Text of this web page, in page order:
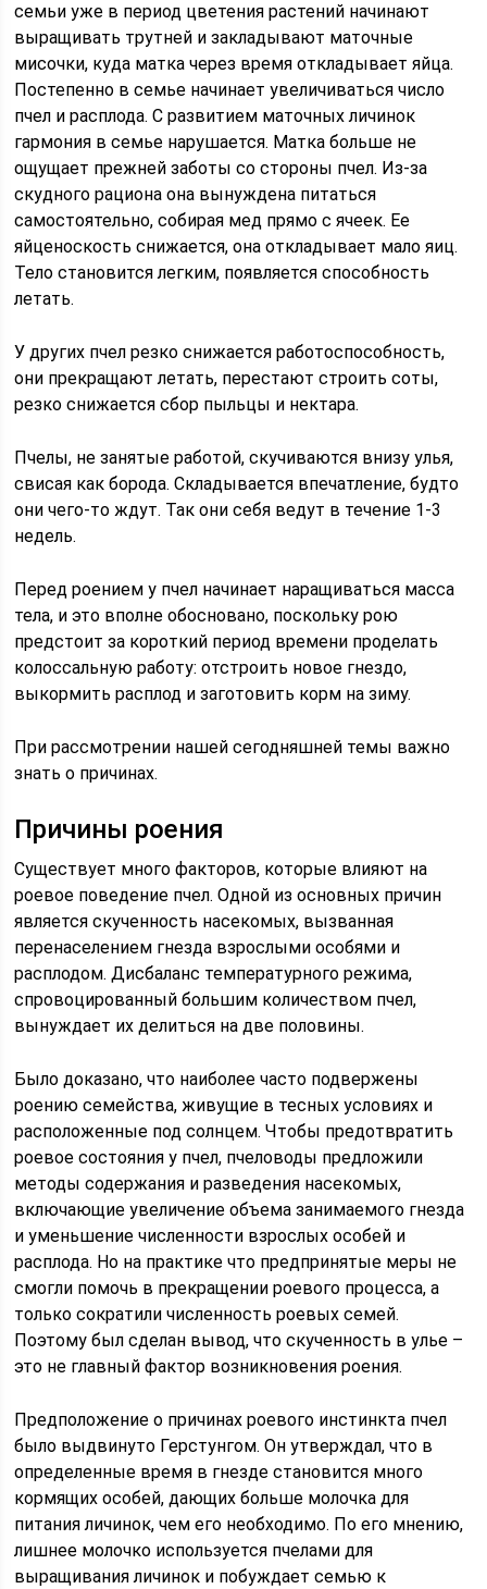
семьи уже в период цветения растений начинают
выращивать трутней и закладывают маточные
мисочки, куда матка через время откладывает яйца.
Постепенно в семье начинает увеличиваться число
пчел и расплода. С развитием маточных личинок
гармония в семье нарушается. Матка больше не
ощущает прежней заботы со стороны пчел. Из-за
скудного рациона она вынуждена питаться
самостоятельно, собирая мед прямо с ячеек. Ее
яйценоскость снижается, она откладывает мало яиц.
Тело становится легким, появляется способность
летать.
У других пчел резко снижается работоспособность,
они прекращают летать, перестают строить соты,
резко снижается сбор пыльцы и нектара.
Пчелы, не занятые работой, скучиваются внизу улья,
свисая как борода. Складывается впечатление, будто
они чего-то ждут. Так они себя ведут в течение 1-3
недель.
Перед роением у пчел начинает наращиваться масса
тела, и это вполне обосновано, поскольку рою
предстоит за короткий период времени проделать
колоссальную работу: отстроить новое гнездо,
выкормить расплод и заготовить корм на зиму.
При рассмотрении нашей сегодняшней темы важно
знать о причинах.
Причины роения
Существует много факторов, которые влияют на
роевое поведение пчел. Одной из основных причин
является скученность насекомых, вызванная
перенаселением гнезда взрослыми особями и
расплодом. Дисбаланс температурного режима,
спровоцированный большим количеством пчел,
вынуждает их делиться на две половины.
Было доказано, что наиболее часто подвержены
роению семейства, живущие в тесных условиях и
расположенные под солнцем. Чтобы предотвратить
роевое состояния у пчел, пчеловоды предложили
методы содержания и разведения насекомых,
включающие увеличение объема занимаемого гнезда
и уменьшение численности взрослых особей и
расплода. Но на практике что предпринятые меры не
смогли помочь в прекращении роевого процесса, а
только сократили численность роевых семей.
Поэтому был сделан вывод, что скученность в улье –
это не главный фактор возникновения роения.
Предположение о причинах роевого инстинкта пчел
было выдвинуто Герстунгом. Он утверждал, что в
определенные время в гнезде становится много
кормящих особей, дающих больше молочка для
питания личинок, чем его необходимо. По его мнению,
лишнее молочко используется пчелами для
выращивания личинок и побуждает семью к